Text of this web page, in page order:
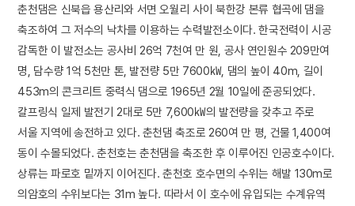
춘천댐은 신북읍 용산리와 서면 오월리 사이 북한강 본류 협곡에 댐을
축조하여 그 저수의 낙차를 이용하는 수력발전소이다. 한국전력이 시공
감독한 이 발전소는 공사비 26억 7천여 만 원, 공사 연인원수 209만여
명, 담수량 1억 5천만 톤, 발전량 5만 7600㎾, 댐의 높이 40m, 길이
453m의 콘크리트 중력식 댐으로 1965년 2월 10일에 준공되었다.
칼프링식 일제 발전기 2대로 5만 7,600㎾의 발전량을 갖추고 주로
서울 지역에 송전하고 있다. 춘천댐 축조로 260여 만 평, 건물 1,400여
동이 수몰되었다. 춘천호는 춘천댐을 축조한 후 이루어진 인공호수이다.
상류는 파로호 밑까지 이어진다. 춘천호 호수면의 수위는 해발 130m로
의암호의 수위보다는 31m 높다. 따라서 이 호수에 유입되는 수계유역